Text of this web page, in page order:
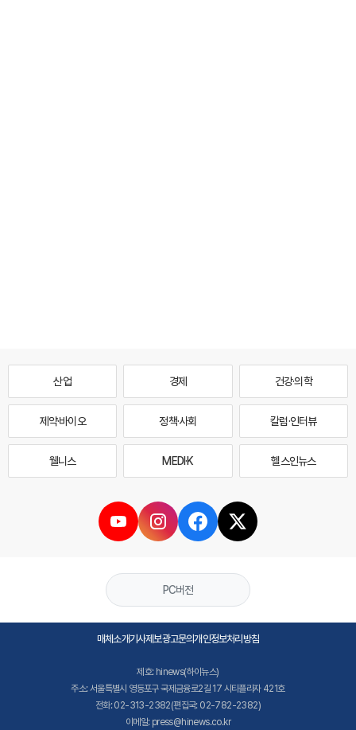
산업 경제 건강·의학
제약·바이오 정책·사회 칼럼·인터뷰
웰니스 MEDI·K 헬스인뉴스
PC버전
매체소개기사제보광고문의개인정보처리방침
제호: hinews(하이뉴스)
주소: 서울특별시 영등포구 국제금융로2길 17 시티플라자 421호
전화: 02-313-2382(편집국: 02-782-2382)
이메일: press@hinews.co.kr